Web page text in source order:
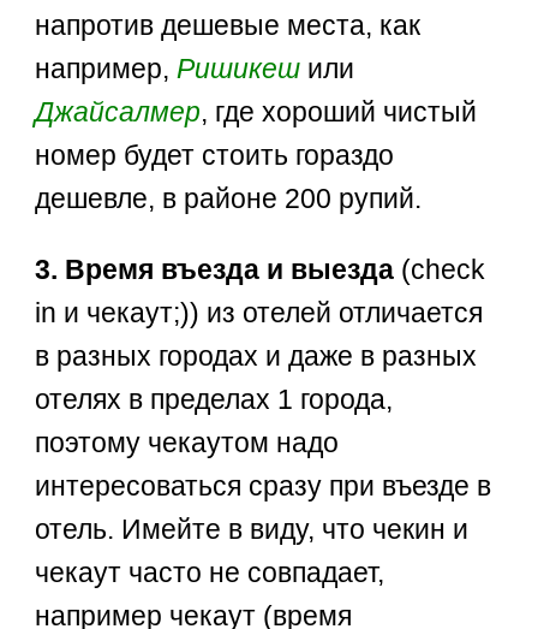
напротив дешевые места, как
например, Ришикеш или
Джайсалмер, где хороший чистый
номер будет стоить гораздо
дешевле, в районе 200 рупий.
3. Время въезда и выезда (check
in и чекаут;)) из отелей отличается
в разных городах и даже в разных
отелях в пределах 1 города,
поэтому чекаутом надо
интересоваться сразу при въезде в
отель. Имейте в виду, что чекин и
чекаут часто не совпадает,
например чекаут (время